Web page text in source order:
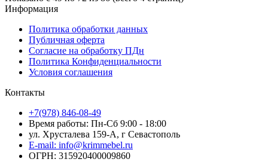
Информация
Политика обработки данных
Публичная оферта
Согласие на обработку ПДн
Политика Конфиденциальности
Условия соглашения
Контакты
+7(978) 846-08-49
Время работы: Пн-Сб 9:00 - 18:00
ул. Хрусталева 159-А, г Севастополь
E-mail: info@krimmebel.ru
ОГРН: 315920400009860